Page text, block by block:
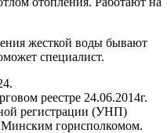
жесткой воды бывают
специалист.
реестре 24.06.2014г.
регистрации (УНП)
Минским горисполкомом.